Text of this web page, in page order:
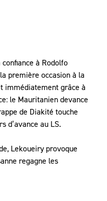
à Rodolfo
première occasion à la
immédiatement grâce à
le Mauritanien devance
de Diakité touche
d’avance au LS.
Lekoueiry provoque
regagne les